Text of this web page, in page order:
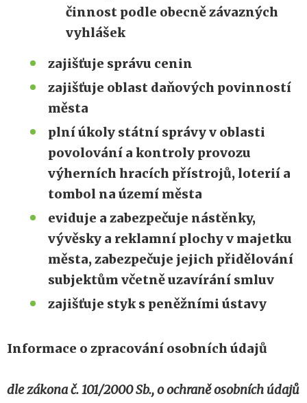
činnost podle obecně závazných
vyhlášek
zajišťuje správu cenin
zajišťuje oblast daňových povinností
města
plní úkoly státní správy v oblasti
povolování a kontroly provozu
výherních hracích přístrojů, loterií a
tombol na území města
eviduje a zabezpečuje nástěnky,
vývěsky a reklamní plochy v majetku
města, zabezpečuje jejich přidělování
subjektům včetně uzavírání smluv
zajišťuje styk s peněžními ústavy
Informace o zpracování osobních údajů
dle zákona č. 101/2000 Sb., o ochraně osobních údajů